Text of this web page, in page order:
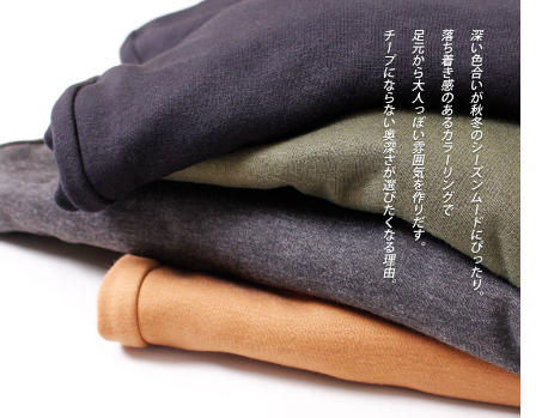
裏起毛だけあってタイツを履いているような暖かさはあ
り冬には良いと思います。履き心地も楽です。
ただ、身長155cmの私には丈が長すぎました。
ちょっとずり落ちると床に付きそうな長さです。
よく見たら身長164cmのモデルさんのヒール着用画像で
も結構な長さがありますね。
雪国在住なこともあり、私には冬に外で履くにはちょっ
と厳しいかなと思います。
高身長の方や、身長150cm台の方でも部屋着としてなら
問題なく着用できると思います。
ゆかっち
2
30代 女性